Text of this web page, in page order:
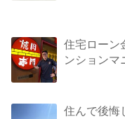
住宅ローン
ンションマ
住んで後悔